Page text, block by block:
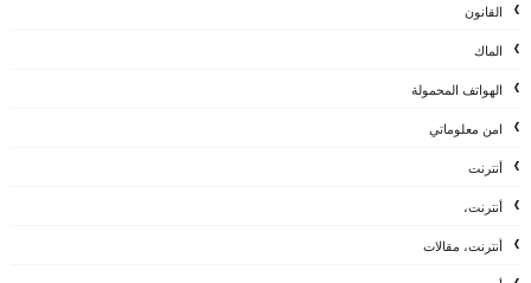
القانون
الماك
الهواتف المحمولة
امن معلوماتي
أنترنت
أنترنت،
أنترنت، مقالات